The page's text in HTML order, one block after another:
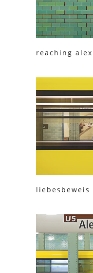
reaching alex
liebesbeweis